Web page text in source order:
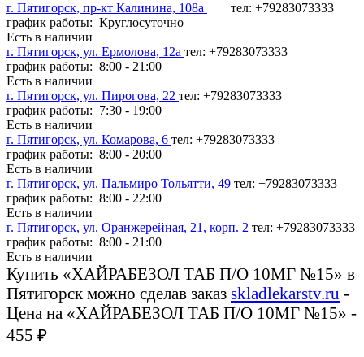
г. Пятигорск, пр-кт Калинина, 108а
тел: +79283073333
график работы: Круглосуточно
Есть в наличии
г. Пятигорск, ул. Ермолова, 12а тел: +79283073333
график работы: 8:00 - 21:00
Есть в наличии
г. Пятигорск, ул. Пирогова, 22 тел: +79283073333
график работы: 7:30 - 19:00
Есть в наличии
г. Пятигорск, ул. Комарова, 6 тел: +79283073333
график работы: 8:00 - 20:00
Есть в наличии
г. Пятигорск, ул. Пальмиро Тольятти, 49 тел: +79283073333
график работы: 8:00 - 22:00
Есть в наличии
г. Пятигорск, ул. Оранжерейная, 21, корп. 2 тел: +79283073333
график работы: 8:00 - 21:00
Есть в наличии
Купить «ХАЙРАБЕЗОЛ ТАБ П/О 10МГ №15» в
Пятигорск можно сделав заказ skladlekarstv.ru -
Цена на «ХАЙРАБЕЗОЛ ТАБ П/О 10МГ №15» -
455 ₽